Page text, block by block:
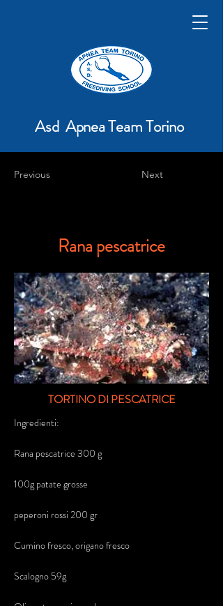
Asd Apnea Team Torino
Previous Next
Rana pescatrice
TORTINO DI PESCATRICE
Ingredienti:
Rana pescatrice 300 g
100g patate grosse
peperoni rossi 200 gr
Cumino fresco, origano fresco
Scalogno 59g